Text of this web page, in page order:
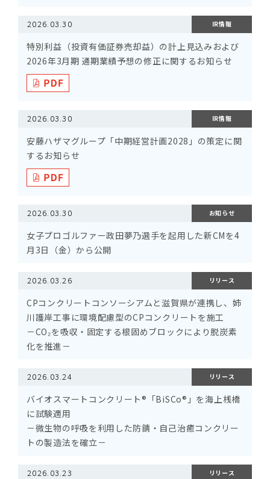
2026.03.30 IR情報
特別利益（投資有価証券売却益）の計上見込みおよび
2026年3月期 通期業績予想の修正に関するお知らせ
2026.03.30 IR情報
安藤ハザマグループ「中期経営計画2028」の策定に関
するお知らせ
2026.03.30 お知らせ
女子プロゴルファー政田夢乃選手を起用した新CMを4
月3日（金）から公開
2026.03.26 リリース
CPコンクリートコンソーシアムと滋賀県が連携し、姉
川護岸工事に環境配慮型のCPコンクリートを施工
－CO₂を吸収・固定する根固めブロックにより脱炭素
化を推進－
2026.03.24 リリース
バイオスマートコンクリート®「BiSCo®」を海上桟橋
に試験適用
－微生物の呼吸を利用した防錆・自己治癒コンクリー
トの製造法を確立－
2026.03.23 リリース